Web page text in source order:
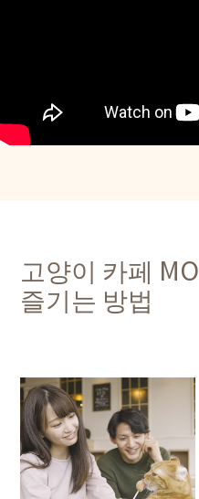
고양이 카페
즐기는 방법